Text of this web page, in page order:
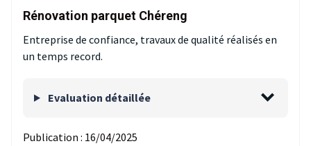
Rénovation parquet Chéreng
Entreprise de confiance, travaux de qualité réalisés en
un temps record.
Evaluation détaillée
Publication : 16/04/2025